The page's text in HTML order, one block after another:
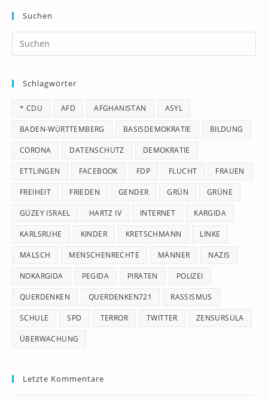
Suchen
Schlagwörter
* CDU AFD AFGHANISTAN ASYL
BADEN-WÜRTTEMBERG BASISDEMOKRATIE BILDUNG
CORONA DATENSCHUTZ DEMOKRATIE
ETTLINGEN FACEBOOK FDP FLUCHT FRAUEN
FREIHEIT FRIEDEN GENDER GRÜN GRÜNE
GÜZEY ISRAEL HARTZ IV INTERNET KARGIDA
KARLSRUHE KINDER KRETSCHMANN LINKE
MALSCH MENSCHENRECHTE MÄNNER NAZIS
NOKARGIDA PEGIDA PIRATEN POLIZEI
QUERDENKEN QUERDENKEN721 RASSISMUS
SCHULE SPD TERROR TWITTER ZENSURSULA
ÜBERWACHUNG
Letzte Kommentare